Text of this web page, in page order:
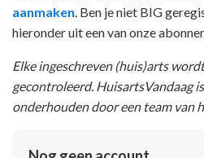
aanmaken . Ben je niet BIG
hieronder uit een van onze
Elke ingeschreven (huis)arts
gecontroleerd. HuisartsVandaag
onderhouden door een team van